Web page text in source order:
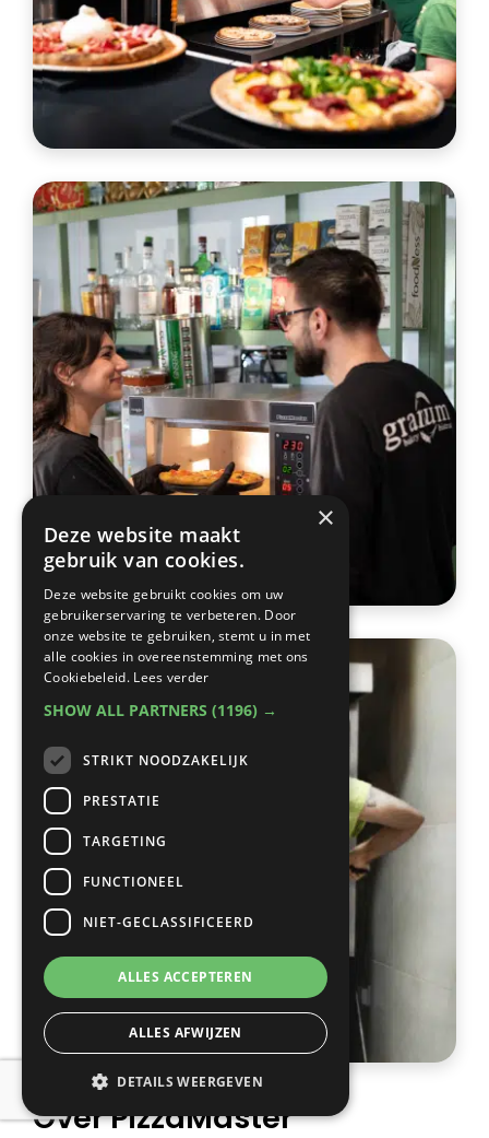
Over PizzaMaster
×
Deze website maakt
gebruik van cookies.
Deze website gebruikt cookies om uw
gebruikerservaring te verbeteren. Door
onze website te gebruiken, stemt u in met
alle cookies in overeenstemming met ons
Cookiebeleid. Lees verder
SHOW ALL PARTNERS (1196) →
STRIKT NOODZAKELIJK
PRESTATIE
TARGETING
FUNCTIONEEL
NIET-GECLASSIFICEERD
ALLES ACCEPTEREN
ALLES AFWIJZEN
DETAILS WEERGEVEN